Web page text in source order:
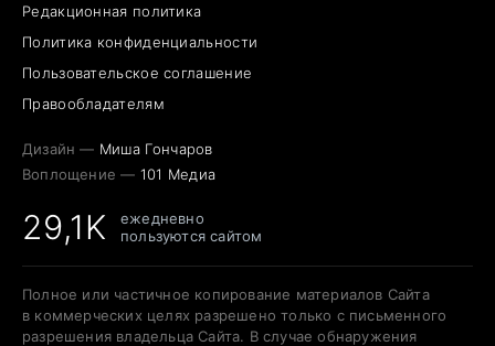
Редакционная политика
Политика конфиденциальности
Пользовательское соглашение
Правообладателям
Дизайн — Миша Гончаров
Воплощение — 101 Медиа
29,1K
ежедневно
пользуются сайтом
Полное или частичное копирование материалов Сайта
в коммерческих целях разрешено только с письменного
разрешения владельца Сайта. В случае обнаружения